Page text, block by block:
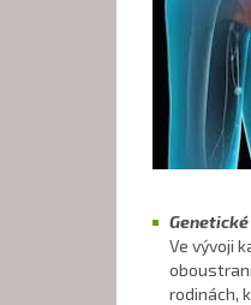
Genetické
Ve vývoji
rodinách,